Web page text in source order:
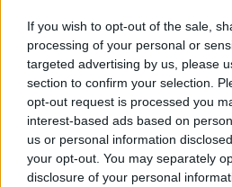
If you wish to opt-out of the sale,
processing of your personal or
targeted advertising by us, please
section to confirm your selection.
opt-out request is processed you
interest-based ads based on
us or personal information
your opt-out. You may separately
disclosure of your personal
Antibiotica - penicillines breedspectrum
Wellbutrin XR (646)
Verslavingsziekten
Metformine (620)
Diabetes (suikerziekte) - orale middelen
Implanon (hormoonimplantaat)
Anticonceptie - overig